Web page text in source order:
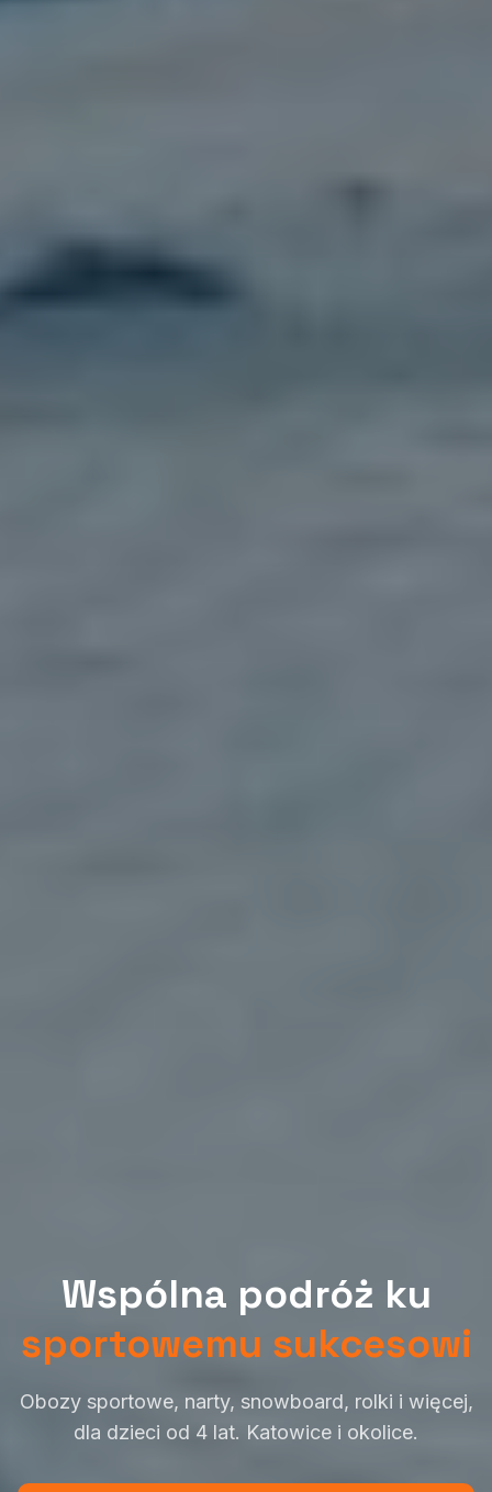
Wspólna podróż ku
sportowemu sukcesowi
Obozy sportowe, narty, snowboard, rolki i więcej,
dla dzieci od 4 lat. Katowice i okolice.